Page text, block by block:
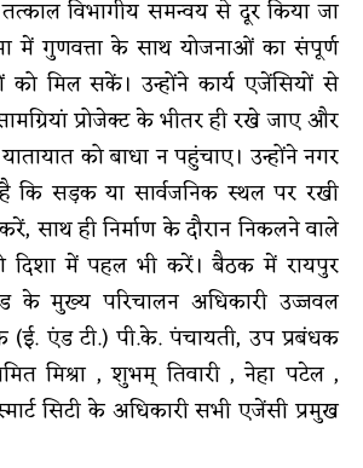
विभागीय समन्वय से दूर किया जा
गुणवत्ता के साथ योजनाओं का संपूर्ण
मिल सकें। उन्होंने कार्य एजेंसियों से
प्रोजेक्ट के भीतर ही रखे जाए और
को बाधा न पहुंचाए। उन्होंने नगर
कि सड़क या सार्वजनिक स्थल पर रखी
साथ ही निर्माण के दौरान निकलने वाले
दिशा में पहल भी करें। बैठक में रायपुर
के मुख्य परिचालन अधिकारी उज्जवल
(ई. एंड टी.) पी.के. पंचायती, उप प्रबंधक
मिश्रा , शुभम् तिवारी , नेहा पटेल ,
सिटी के अधिकारी सभी एजेंसी प्रमुख